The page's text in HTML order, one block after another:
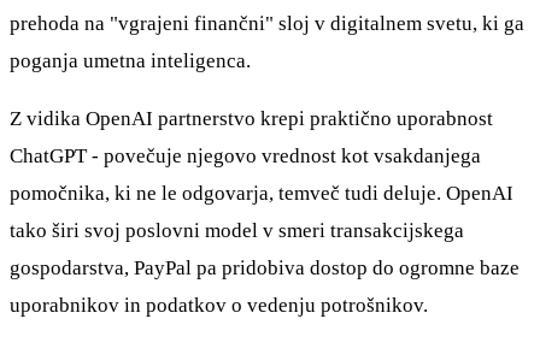
prehoda na "vgrajeni finančni" sloj v digitalnem svetu, ki ga
poganja umetna inteligenca.
Z vidika OpenAI partnerstvo krepi praktično uporabnost
ChatGPT - povečuje njegovo vrednost kot vsakdanjega
pomočnika, ki ne le odgovarja, temveč tudi deluje. OpenAI
tako širi svoj poslovni model v smeri transakcijskega
gospodarstva, PayPal pa pridobiva dostop do ogromne baze
uporabnikov in podatkov o vedenju potrošnikov.